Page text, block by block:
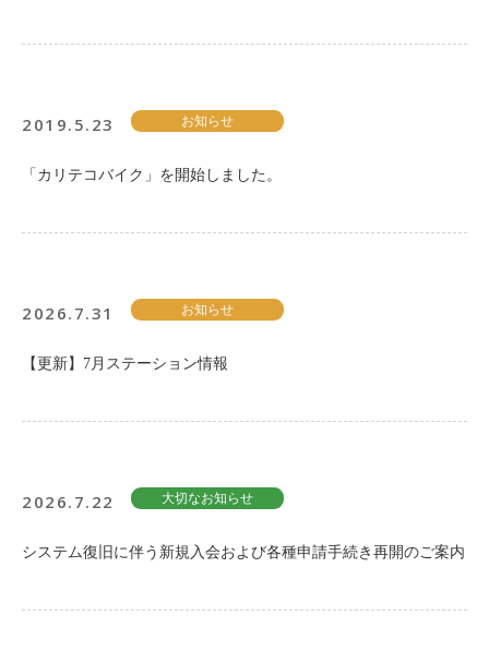
環境への取組み 貸渡約款
サイトマップ
2019.5.23 お知らせ
「カリテコバイク」を開始しました。
2026.7.31 お知らせ
【更新】7月ステーション情報
2026.7.22 大切なお知らせ
システム復旧に伴う新規入会および各種申請手続き再開のご案内